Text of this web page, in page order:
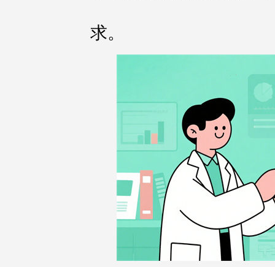
求。